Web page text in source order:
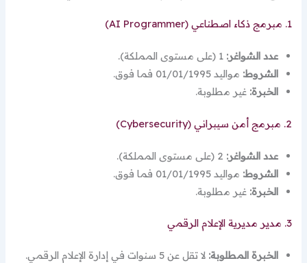
1. مبرمج ذكاء اصطناعي (AI Programmer)
عدد الشواغر: 1 (على مستوى المملكة).
الشروط: مواليد 01/01/1995 فما فوق.
الخبرة: غير مطلوبة.
2. مبرمج أمن سيبراني (Cybersecurity)
عدد الشواغر:
الشروط: مواليد 01/01/1995 فما فوق.
الخبرة: غير مطلوبة.
3. مدير مديرية الإعلام الرقمي
الخبرة المطلوبة: لا تقل عن 5 سنوات في إدارة الإعلام الرقمي.